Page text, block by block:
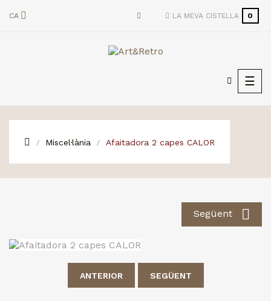
CA LA MEVA CISTELLA 0
☰
Miscel·lània Afaitadora 2 capes CALOR
Següent 
ANTERIOR SEGÜENT